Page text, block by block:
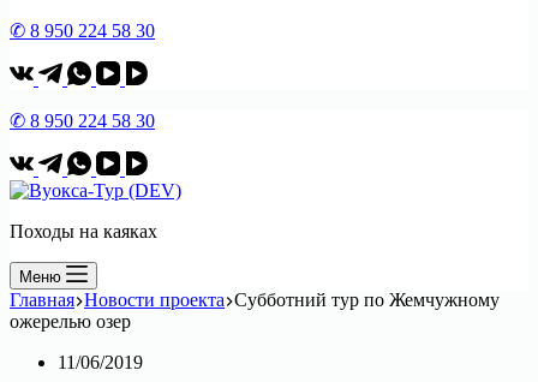
✆ 8 950 224 58 30
✆ 8 950 224 58 30
Походы на каяках
Меню
Главная Новости проекта Субботний тур по Жемчужному
ожерелью озер
11/06/2019